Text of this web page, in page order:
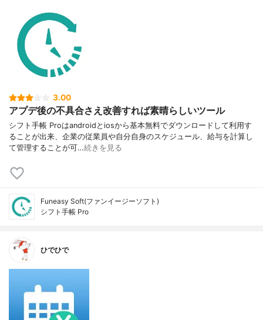
3.00
アプデ後の不具合さえ改善すれば素晴らしいツール
シフト手帳 Proはandroidとiosから基本無料でダウンロードして利用す
ることが出来、企業の従業員や自分自身のスケジュール、給与を計算し
て管理することが可…続きを見る
Funeasy Soft(ファンイージーソフト)
シフト手帳 Pro
ひでひで